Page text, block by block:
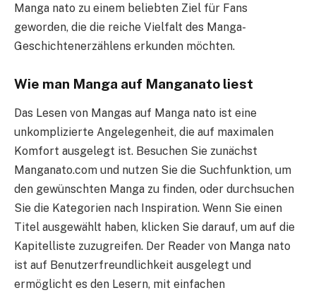
Manga nato zu einem beliebten Ziel für Fans
geworden, die die reiche Vielfalt des Manga-
Geschichtenerzählens erkunden möchten.
Wie man Manga auf Manganato liest
Das Lesen von Mangas auf Manga nato ist eine
unkomplizierte Angelegenheit, die auf maximalen
Komfort ausgelegt ist. Besuchen Sie zunächst
Manganato.com und nutzen Sie die Suchfunktion, um
den gewünschten Manga zu finden, oder durchsuchen
Sie die Kategorien nach Inspiration. Wenn Sie einen
Titel ausgewählt haben, klicken Sie darauf, um auf die
Kapitelliste zuzugreifen. Der Reader von Manga nato
ist auf Benutzerfreundlichkeit ausgelegt und
ermöglicht es den Lesern, mit einfachen